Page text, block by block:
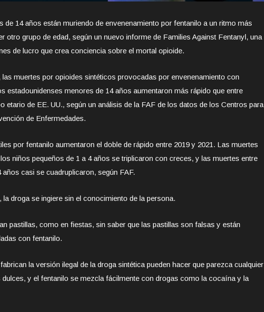
de 14 años están muriendo de envenenamiento por fentanilo a un ritmo más
otro grupo de edad, según un nuevo informe de Families Against Fentanyl, una
de lucro que crea conciencia sobre el mortal opioide.
las muertes por opioides sintéticos provocadas por envenenamiento con
estadounidenses menores de 14 años aumentaron más rápido que entre
etario de EE. UU., según un análisis de la FAF de los datos de los Centros para
de Enfermedades.
por fentanilo aumentaron el doble de rápido entre 2019 y 2021. Las muertes
niños pequeños de 1 a 4 años se triplicaron con creces, y las muertes entre
años casi se cuadruplicaron, según FAF.
droga se ingiere sin el conocimiento de la persona.
pastillas, como en fiestas, sin saber que las pastillas son falsas y están
con fentanilo.
la versión ilegal de la droga sintética pueden hacer que parezca cualquier
y el fentanilo se mezcla fácilmente con drogas como la cocaína y la